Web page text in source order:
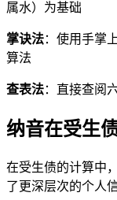
属水）为基础
掌诀法：使用手掌
算法
查表法：直接查阅
纳音在受生
在受生债的计算中
了更深层次的个人